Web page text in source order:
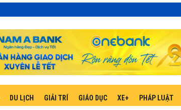
DU LỊCH GIẢI TRÍ GIÁO DỤC XE+ PHÁP LUẬT